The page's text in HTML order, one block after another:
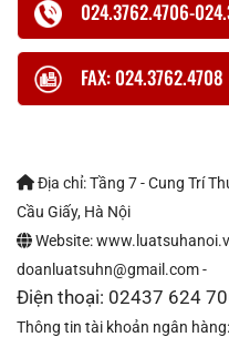
024.3762.4706-
FAX: 024.3762.4708
Địa chỉ: Tầng 7 - Cung Trí
Cầu Giấy, Hà Nội
Website:
doanluatsuhn@gmail.com -
Điện thoại: 02437 624
Thông tin tài khoản ngân